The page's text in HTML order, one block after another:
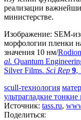
реализации
министерстве.
Изображение: SEM-
морфологии пленки
значения 10 нм/
al. Quantum
Silver Films. Sci Rep 9,
scull-технология
ультрагладкие
Источник: tass.ru,
Поделиться: